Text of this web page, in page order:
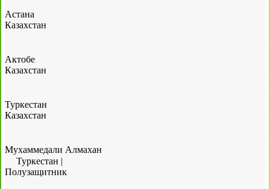
Астана
Казахстан
Актобе
Казахстан
Туркестан
Казахстан
Мухаммедали Алмахан
Туркестан |
Полузащитник